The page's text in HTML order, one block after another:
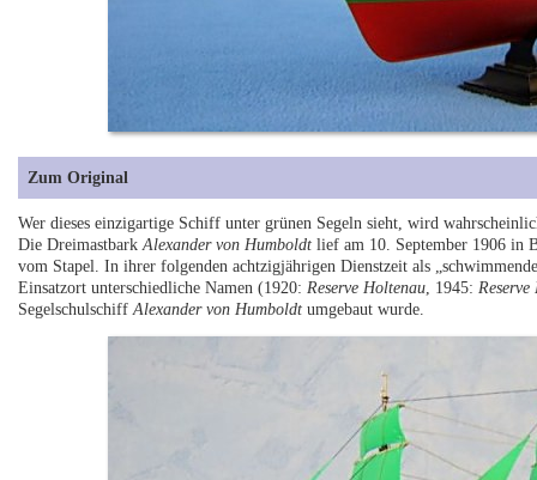
Zum Original
Wer dieses einzigartige Schiff unter grünen Segeln sieht, wird
Die DreimastbarkAlexander von Humboldt lief am 10. September 1906 in
vom Stapel. In ihrer folgenden achtzigjährigen Dienstzeit als
Einsatzort unterschiedliche Namen (1920:Reserve Holtenau, 1945:Reserve
SegelschulschiffAlexander von Humboldt umgebaut wurde.